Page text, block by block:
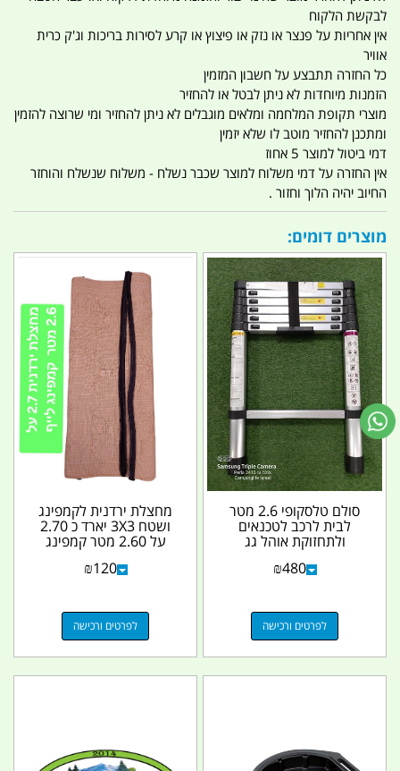
לבקשת הלקוח
אין אחריות על פנצר או נזק או פיצוץ או קרע לסירות בריכות וג'ק כרית
אוויר
כל החזרה תתבצע על חשבון המזמין
הזמנות מיוחדות לא ניתן לבטל או להחזיר
מוצרי תקופת המלחמה ומלאים מוגבלים לא ניתן להחזיר ומי שרוצה להזמין
ומתכנן להחזיר מוטב לו שלא יזמין
דמי ביטול למוצר 5 אחוז
אין החזרה על דמי משלוח למוצר שכבר נשלח - משלוח שנשלח והוחזר
החיוב יהיה הלוך וחזור .
מוצרים דומים:
סולם טלסקופי 2.6 מטר
לבית לרכב לטכנאים
ולתחזוקת אוהל גג
קמפינג לייף
₪480
לפרטים ורכישה
מחצלת ירדנית לקמפינג
ושטח 3X3 יארד כ 2.70
על 2.60 מטר קמפינג
₪120
לפרטים ורכישה